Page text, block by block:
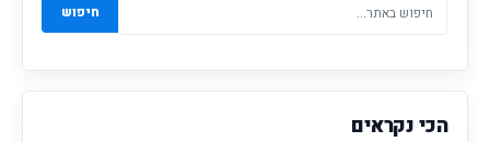
חיפוש
הכי נקראים